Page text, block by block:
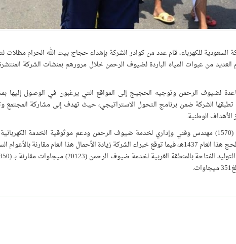
السعودية للكهرباء، قام عدد من كوادر الشركة بإهداء حجاج بيت الله الحرام مظلات
من عبوات المياه الباردة لضيوف الرحمن خلال مرورهم بمنشآت الشركة
لضيوف الرحمن وتوجيه الحجيج إلى المواقع التي يرغبون في الوصول إليها
الشركة ضمن برنامج التحول الاستراتيجي، حيث تهدف إلى مشاركة المجتمع
الأهداف الوطنية.
جدير بالذكر أن الشركة السعودية للكهرباء جندت أكثر من (1570) مهندس وفني وإداري لخدمة ضيوف الرحمن ودعم موثوقية الخدمة
بالمشاعر المقدسة، وذلك ضمن خطتها التشغيلية الكهربائية لحج هذا العام 1437هـ، فيما توقع خبراء الشركة زيادة الأحمال هذا العام